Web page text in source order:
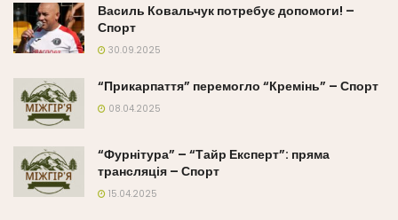
Василь Ковальчук потребує допомоги! –
Спорт
30.09.2025
“Прикарпаття” перемогло “Кремінь” – Спорт
08.04.2025
“Фурнітура” – “Тайр Експерт”: пряма
трансляція – Спорт
15.04.2025